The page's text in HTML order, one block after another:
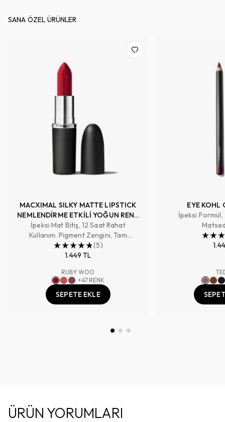
SANA ÖZEL ÜRÜNLER
MACXIMAL SILKY MATTE LIPSTICK
NEMLENDİRME ETKİLİ YOĞUN RENK
SAĞLAYAN RUJ
İpeksi Mat Bitiş, 12 Saat Rahat
Kullanım. Pigment Zengini, Tam
Kapatıcılık Sağlayan Renk
(5)
1.449 TL
RUBY WOO
+47 RENK
SEPETE EKLE
EYE KOHL
İpeksi
ÜRÜN YORUMLARI